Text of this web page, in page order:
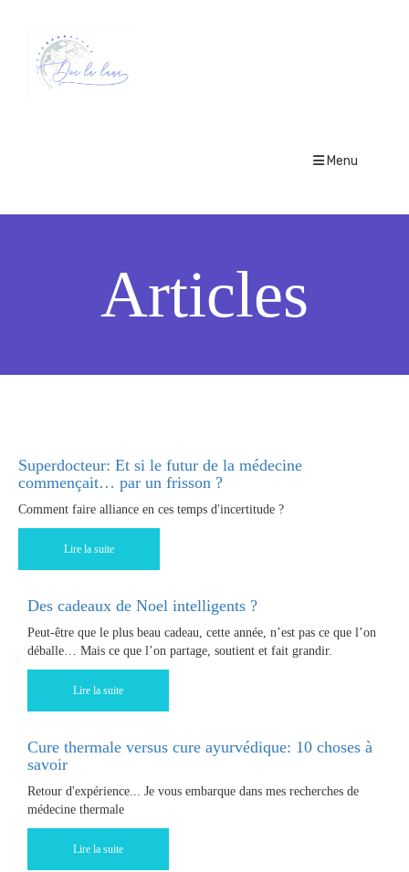
Menu
Articles
Superdocteur: Et si le futur de la médecine
commençait… par un frisson ?
Comment faire alliance en ces temps d'incertitude ?
Lire la suite
Des cadeaux de Noel intelligents ?
Peut-être que le plus beau cadeau, cette année, n’est pas ce que l’on
déballe… Mais ce que l’on partage, soutient et fait grandir.
Lire la suite
Cure thermale versus cure ayurvédique: 10 choses à
savoir
Retour d'expérience... Je vous embarque dans mes recherches de
médecine thermale
Lire la suite